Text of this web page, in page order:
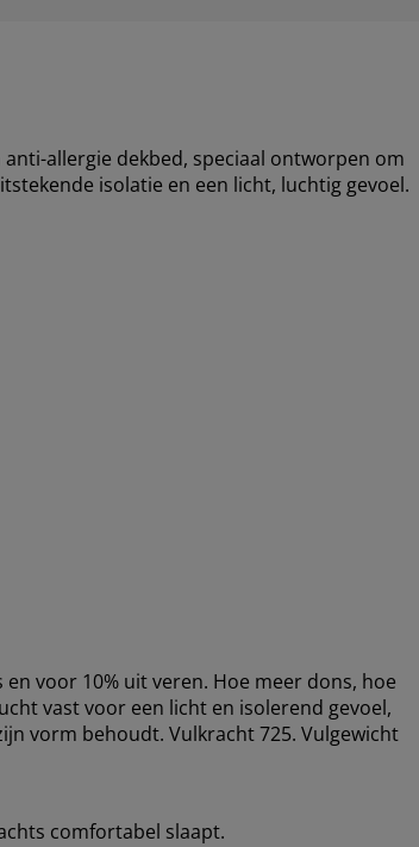
anti-allergie dekbed, speciaal ontworpen om
isolatie en een licht, luchtig gevoel.
voor 10% uit veren. Hoe meer dons, hoe
vast voor een licht en isolerend gevoel,
vorm behoudt. Vulkracht 725. Vulgewicht
comfortabel slaapt.